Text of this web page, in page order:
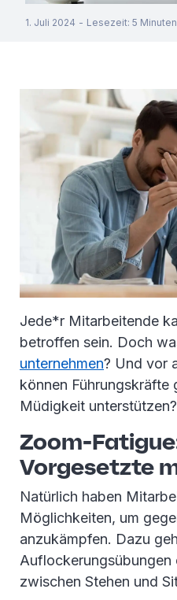
1. Juli 2024 - Lesezeit: 5 Minuten
Jede*r Mitarbeitende
betroffen sein. Doch
unternehmen? Und vor
können Führungskräfte
Müdigkeit
Zoom-
Vorgesetzte
Natürlich haben
Möglichkeiten, um
anzukämpfen. Dazu
Auflockerungsübungen
zwischen Stehen und